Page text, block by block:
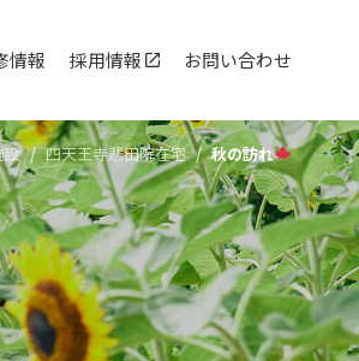
情報 採用情報 お問い合わせ
設 四天王寺悲⽥院在宅 秋の訪れ